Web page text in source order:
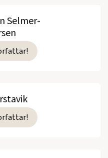
Selmer-